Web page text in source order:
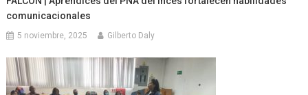
comunicacionales
5 noviembre, 2025 Gilberto Daly